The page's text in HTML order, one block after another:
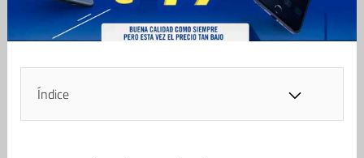
Índice